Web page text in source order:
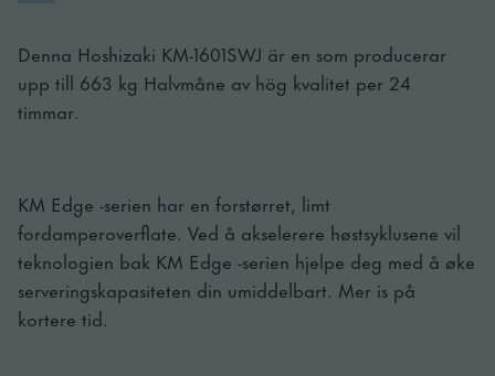
Denna Hoshizaki KM-1601SWJ är en som producerar
upp till 663 kg Halvmåne av hög kvalitet per 24
timmar.
KM Edge -serien har en forstørret, limt
fordamperoverflate. Ved å akselerere høstsyklusene vil
teknologien bak KM Edge -serien hjelpe deg med å øke
serveringskapasiteten din umiddelbart. Mer is på
kortere tid.